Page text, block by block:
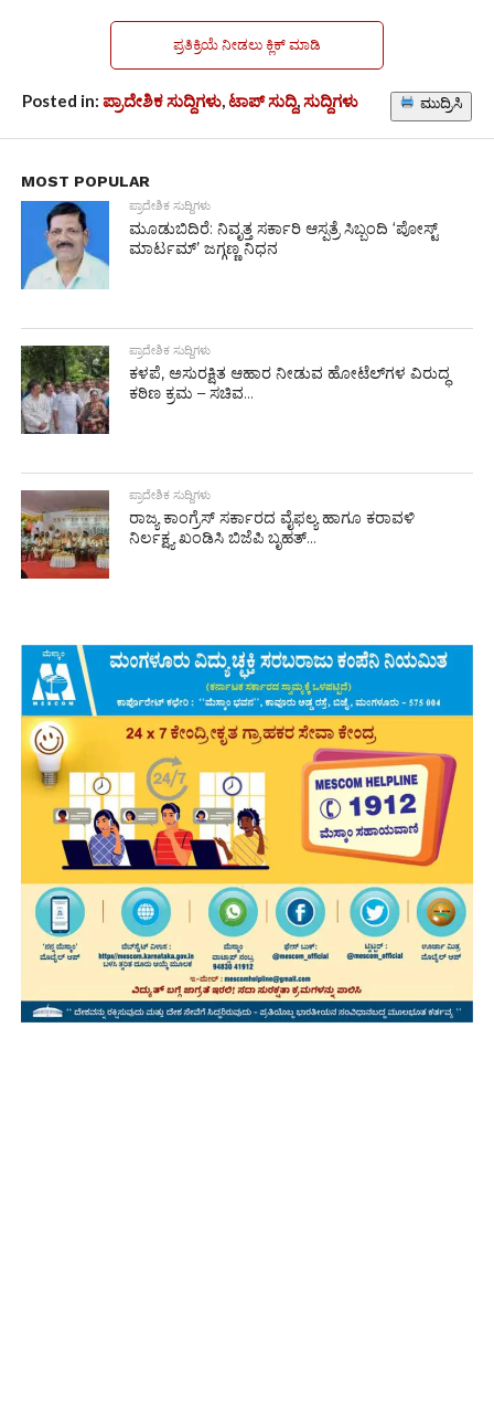
ಪ್ರತಿಕ್ರಿಯೆ ನೀಡಲು ಕ್ಲಿಕ್ ಮಾಡಿ
Posted in: ಪ್ರಾದೇಶಿಕ ಸುದ್ದಿಗಳು, ಟಾಪ್ ಸುದ್ದಿ, ಸುದ್ದಿಗಳು ಮುದ್ರಿಸಿ
MOST POPULAR
ಪ್ರಾದೇಶಿಕ ಸುದ್ದಿಗಳು
ಮೂಡುಬಿದಿರೆ: ನಿವೃತ್ತ ಸರ್ಕಾರಿ ಆಸ್ಪತ್ರೆ ಸಿಬ್ಬಂದಿ ‘ಪೋಸ್ಟ್
ಮಾರ್ಟಮ್’ ಜಗ್ಗಣ್ಣ ನಿಧನ
ಪ್ರಾದೇಶಿಕ ಸುದ್ದಿಗಳು
ಕಳಪೆ, ಅಸುರಕ್ಷಿತ ಆಹಾರ ನೀಡುವ ಹೋಟೆಲ್‌ಗಳ ವಿರುದ್ಧ
ಕಠಿಣ ಕ್ರಮ – ಸಚಿವ...
ಪ್ರಾದೇಶಿಕ ಸುದ್ದಿಗಳು
ರಾಜ್ಯ ಕಾಂಗ್ರೆಸ್ ಸರ್ಕಾರದ ವೈಫಲ್ಯ ಹಾಗೂ ಕರಾವಳಿ
ನಿರ್ಲಕ್ಷ್ಯ ಖಂಡಿಸಿ ಬಿಜೆಪಿ ಬೃಹತ್...